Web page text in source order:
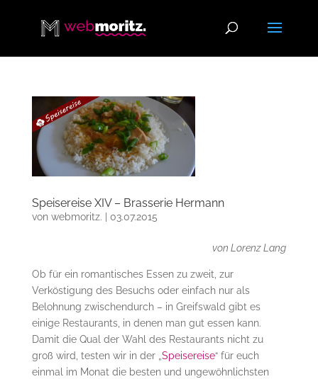
Speisereise XIV – Brasserie Hermann
von webmoritz. 03.07.2015
von Lorenz Lang
Ob für ein romantisches Essen zu zweit, zur
Verköstigung des Besuchs oder einfach nur als
Belohnung zwischendurch – in Greifswald gibt es
einige Restaurants, in denen man gut essen kann.
Damit die Qual der Wahl des Restaurants nicht zu
groß wird, testen wir in der „Speisereise“ für euch
einmal im Monat die besten und ungewöhnlichsten